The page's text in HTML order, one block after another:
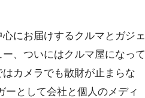
にお届けするクルマとガジェ
、ついにはクルマ屋になって
カメラでも散財が止まらな
として会社と個人のメディ